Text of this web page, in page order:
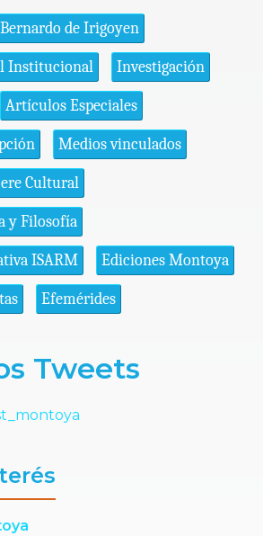
de Irigoyen
Institucional Investigación
Artículos Especiales
Medios vinculados
Cultural
y Filosofía
ISARM Ediciones Montoya
Efemérides
Tweets